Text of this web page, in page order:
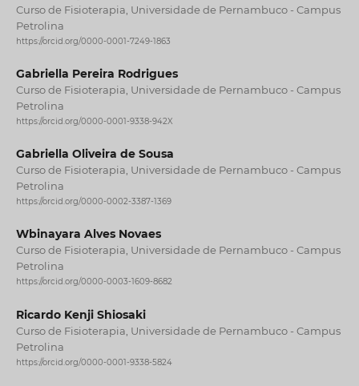
Curso de Fisioterapia, Universidade de Pernambuco - Campus
Petrolina
https://orcid.org/0000-0001-7249-1863
Gabriella Pereira Rodrigues
Curso de Fisioterapia, Universidade de Pernambuco - Campus
Petrolina
https://orcid.org/0000-0001-9338-942X
Gabriella Oliveira de Sousa
Curso de Fisioterapia, Universidade de Pernambuco - Campus
Petrolina
https://orcid.org/0000-0002-3387-1369
Wbinayara Alves Novaes
Curso de Fisioterapia, Universidade de Pernambuco - Campus
Petrolina
https://orcid.org/0000-0003-1609-8682
Ricardo Kenji Shiosaki
Curso de Fisioterapia, Universidade de Pernambuco - Campus
Petrolina
https://orcid.org/0000-0001-9338-5824